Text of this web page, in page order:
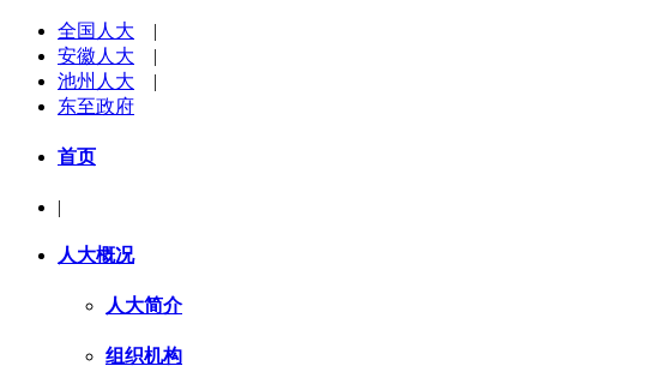
全国人大 |
安徽人大 |
池州人大 |
东至政府
首页
|
人大概况
人大简介
组织机构